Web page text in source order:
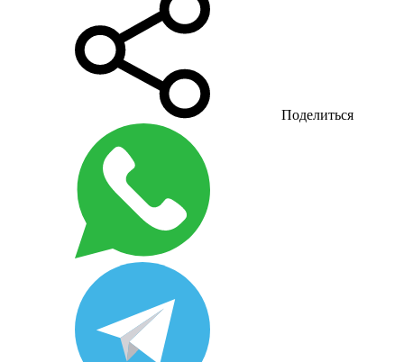
Поделиться